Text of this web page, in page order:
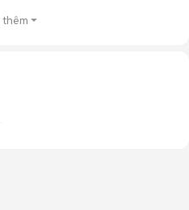
thêm